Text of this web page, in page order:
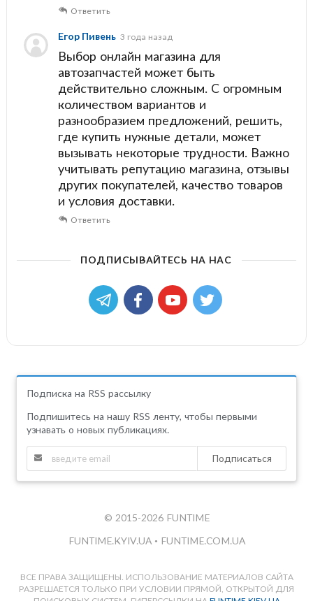
Ответить
Егор Пивень 3 года назад
Выбор онлайн магазина для
автозапчастей может быть
действительно сложным. С огромным
количеством вариантов и
разнообразием предложений, решить,
где купить нужные детали, может
вызывать некоторые трудности. Важно
учитывать репутацию магазина, отзывы
других покупателей, качество товаров
и условия доставки.
Ответить
ПОДПИСЫВАЙТЕСЬ НА НАС
Подписка на RSS рассылку
Подпишитесь на нашу RSS ленту, чтобы первыми
узнавать о новых публикациях.
Подписаться
© 2015-2026 FUNTIME
FUNTIME.KYIV.UA • FUNTIME.COM.UA
ВСЕ ПРАВА ЗАЩИЩЕНЫ. ИСПОЛЬЗОВАНИЕ МАТЕРИАЛОВ САЙТА
РАЗРЕШАЕТСЯ ТОЛЬКО ПРИ УСЛОВИИ ПРЯМОЙ, ОТКРЫТОЙ ДЛЯ